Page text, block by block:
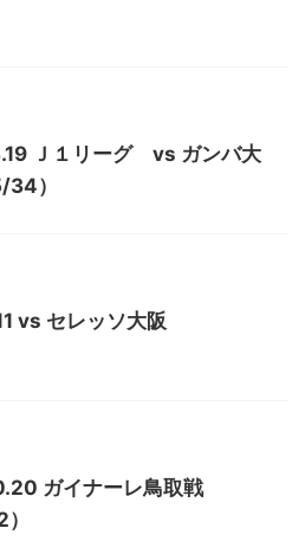
Ｊ１リーグ vs ガンバ大
34）
vs セレッソ大阪
ガイナーレ鳥取戦